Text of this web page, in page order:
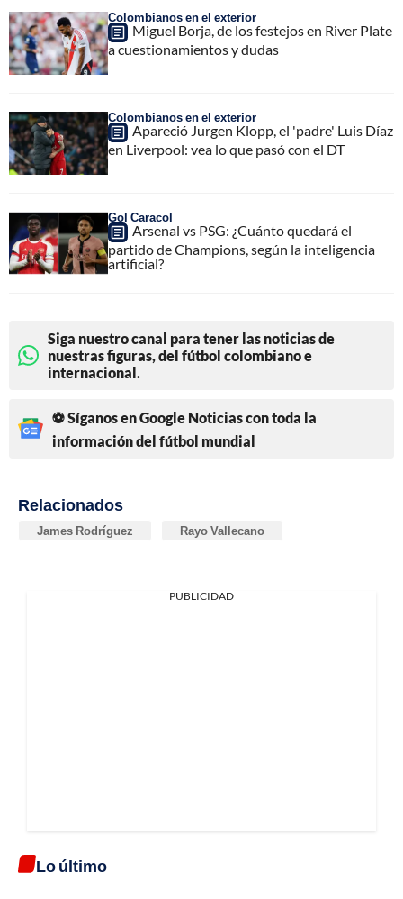
Colombianos en el exterior
Miguel Borja, de los festejos en River Plate
a cuestionamientos y dudas
Colombianos en el exterior
Apareció Jurgen Klopp, el 'padre' Luis Díaz
en Liverpool: vea lo que pasó con el DT
Gol Caracol
Arsenal vs PSG: ¿Cuánto quedará el
partido de Champions, según la inteligencia
artificial?
Siga nuestro canal para tener las noticias de
nuestras figuras, del fútbol colombiano e
internacional.
⚽ Síganos en Google Noticias con toda la
información del fútbol mundial
Relacionados
James Rodríguez Rayo Vallecano
PUBLICIDAD
Lo último